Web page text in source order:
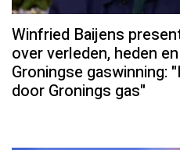
Winfried Baijens
over verleden, heden
Groningse gaswinning:
door Gronings gas"